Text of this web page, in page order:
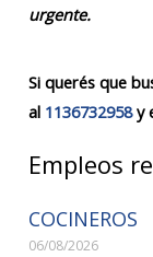
urgente.
Si querés que
al 1136732958y
Empleos
COCINEROS
06/08/2026